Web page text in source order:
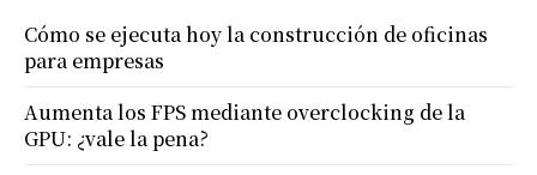
Cómo se ejecuta hoy la construcción de oficinas
para empresas
Aumenta los FPS mediante overclocking de la
GPU: ¿vale la pena?